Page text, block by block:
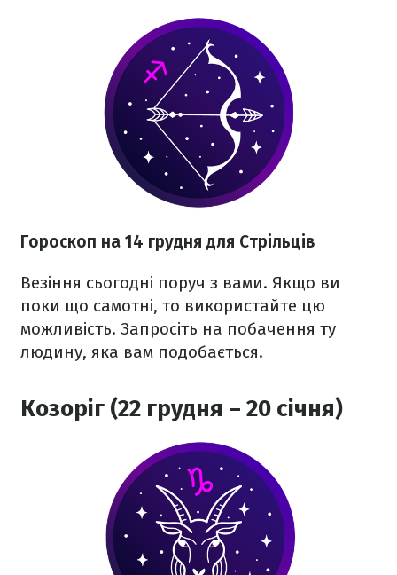
Гороскоп на 14 грудня для Стрільців
Везіння сьогодні поруч з вами. Якщо ви
поки що самотні, то використайте цю
можливість. Запросіть на побачення ту
людину, яка вам подобається.
Козоріг (22 грудня – 20 січня)